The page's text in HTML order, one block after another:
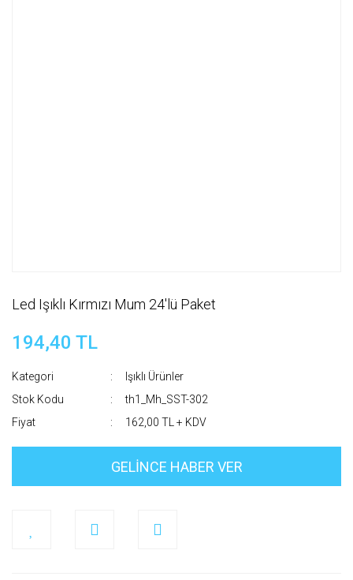
Led Işıklı Kırmızı Mum 24'lü Paket
194,40 TL
Kategori
Işıklı Ürünler
Stok Kodu
th1_Mh_SST-302
Fiyat
162,00 TL + KDV
GELİNCE HABER VER